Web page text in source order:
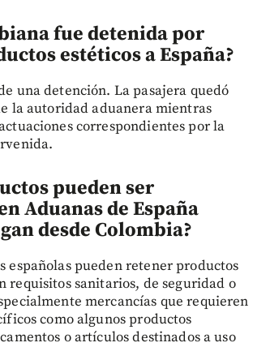
fue detenida por
estéticos a España?
una detención. La pasajera quedó
la autoridad aduanera mientras
correspondientes por la
pueden ser
Aduanas de España
desde Colombia?
españolas pueden retener productos
requisitos sanitarios, de seguridad o
mercancías que requieren
como algunos productos
o artículos destinados a uso